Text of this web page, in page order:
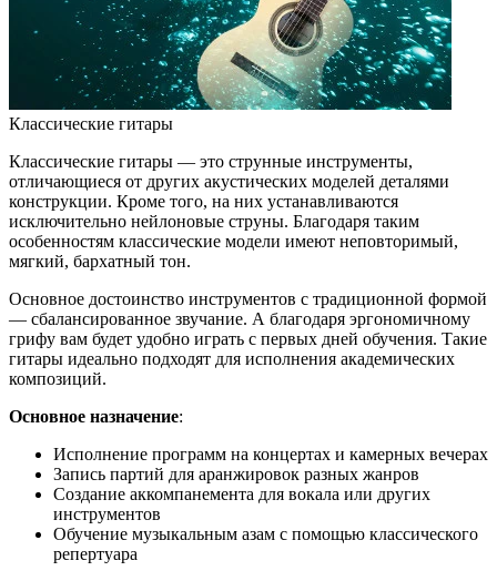
Классические гитары
Классические гитары — это струнные инструменты,
отличающиеся от других акустических моделей деталями
конструкции. Кроме того, на них устанавливаются
исключительно нейлоновые струны. Благодаря таким
особенностям классические модели имеют неповторимый,
мягкий, бархатный тон.
Основное достоинство инструментов с традиционной формой
— сбалансированное звучание. А благодаря эргономичному
грифу вам будет удобно играть с первых дней обучения. Такие
гитары идеально подходят для исполнения академических
композиций.
Основное назначение:
Исполнение программ на концертах и камерных вечерах
Запись партий для аранжировок разных жанров
Создание аккомпанемента для вокала или других
инструментов
Обучение музыкальным азам с помощью классического
репертуара